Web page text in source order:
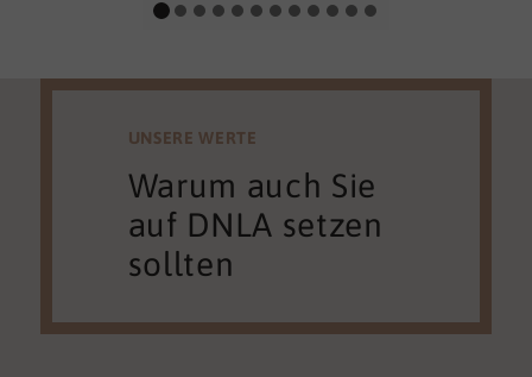
UNSERE WERTE
Warum auch Sie
auf DNLA setzen
sollten